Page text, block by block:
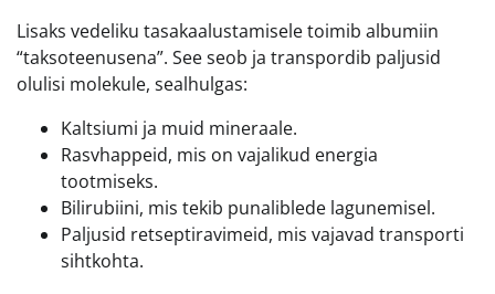
Lisaks vedeliku tasakaalustamisele toimib albumiin
“taksoteenusena”. See seob ja transpordib paljusid
olulisi molekule, sealhulgas:
Kaltsiumi ja muid mineraale.
Rasvhappeid, mis on vajalikud energia
tootmiseks.
Bilirubiini, mis tekib punaliblede lagunemisel.
Paljusid retseptiravimeid, mis vajavad transporti
sihtkohta.